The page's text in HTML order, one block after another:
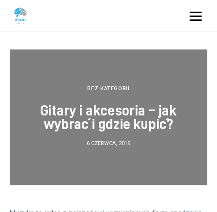
Dom i ogród
Więcej
BEZ KATEGORII
Gitary i akcesoria – jak
wybrać i gdzie kupić?
6 CZERWCA, 2019